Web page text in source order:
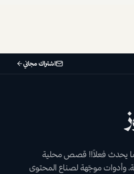
اشتراك مجاني
يحدث فعلاً!! قصص محلية
وأدوات موجّهة لصناع المحتوى